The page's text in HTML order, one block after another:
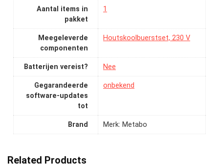
Aantal items in
pakket
‎1
Meegeleverde
componenten
‎Houtskoolbuerstset, 230 V
Batterijen vereist? ‎Nee
Gegarandeerde
software-updates
tot
‎onbekend
Brand Merk: Metabo
Related Products